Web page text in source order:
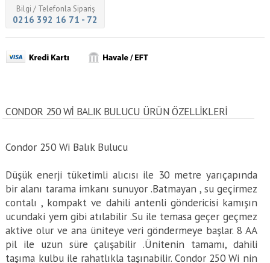
Bilgi / Telefonla Sipariş
0216 392 16 71 - 72
CONDOR 250 WI BALIK BULUCU ÜRÜN ÖZELLİKLERİ
Condor 250 Wi Balık Bulucu
Düşük enerji tüketimli alıcısı ile 30 metre yarıçapında
bir alanı tarama imkanı sunuyor .Batmayan , su geçirmez
contalı , kompakt ve dahili antenli göndericisi kamışın
ucundaki yem gibi atılabilir .Su ile temasa geçer geçmez
aktive olur ve ana üniteye veri göndermeye başlar. 8 AA
pil ile uzun süre çalışabilir .Ünitenin tamamı, dahili
taşıma kulbu ile rahatlıkla taşınabilir. Condor 250 Wi nin